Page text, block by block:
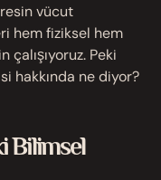
vücut
hem fiziksel hem
Peki
hakkında ne diyor?
Bilimsel